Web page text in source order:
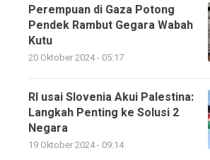
Perempuan di Gaza Potong
Pendek Rambut Gegara Wabah
Kutu
20 Oktober 2024 - 05:17
RI usai Slovenia Akui Palestina:
Langkah Penting ke Solusi 2
Negara
19 Oktober 2024 - 09:14